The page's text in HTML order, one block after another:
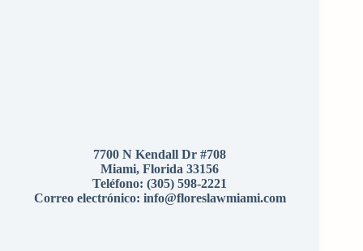
7700 N Kendall Dr #708
Miami, Florida 33156
Teléfono:(305) 598-2221
Correo electrónico: info@floreslawmiami.com